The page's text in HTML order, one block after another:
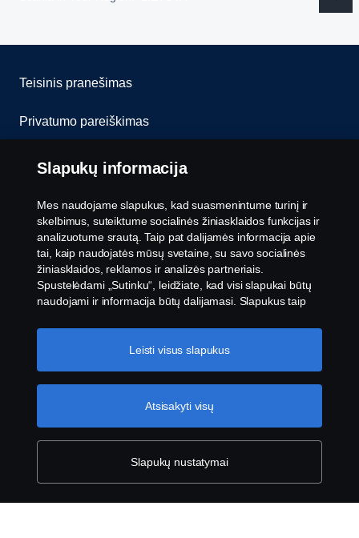
Teisinis pranešimas
Privatumo pareiškimas
Slapukai
Susisiekite su mumis
Pranešimų teikimas
Slapukų nustatymai
© „Scania 2026“ visos teisės saugomos. „Scania
CV AB“ (publ), SE-151 87 Sioderteljė, Švedija, tel.:
+46-8-55 38 10 00, faksas: +46-8-55 38 10 37.
Slapukų informacija
Mes naudojame slapukus, kad suasmenintume turinį ir
skelbimus, suteiktume socialinės žiniasklaidos funkcijas ir
analizuotume srautą. Taip pat dalijamės informacija apie
tai, kaip naudojatės mūsų svetaine, su savo socialinės
žiniasklaidos, reklamos ir analizės partneriais.
Spustelėdami „Sutinku“, leidžiate, kad visi slapukai būtų
naudojami ir informacija būtų dalijamasi. Slapukus taip
pasirinkę norimas priimti kategorijas. Norėdami sužinoti
daugiau, kaip naudojame slapukus, apsilankykite mūsų
Slapukų nustatymai
Atsisakyti visų
Leisti visus slapukus